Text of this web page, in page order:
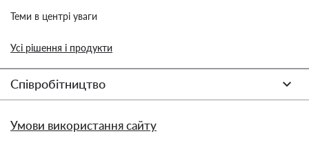
Теми в центрі уваги
Усі рішення і продукти
Співробітництво
Умови використання сайту